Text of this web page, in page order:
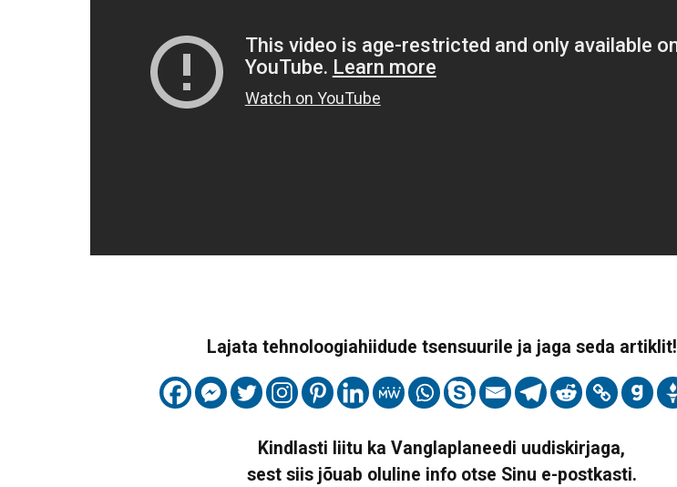
Lajata tehnoloogiahiidude tsensuurile ja jaga seda artiklit!
Kindlasti liitu ka Vanglaplaneedi uudiskirjaga,
sest siis jõuab oluline info otse Sinu e-postkasti.